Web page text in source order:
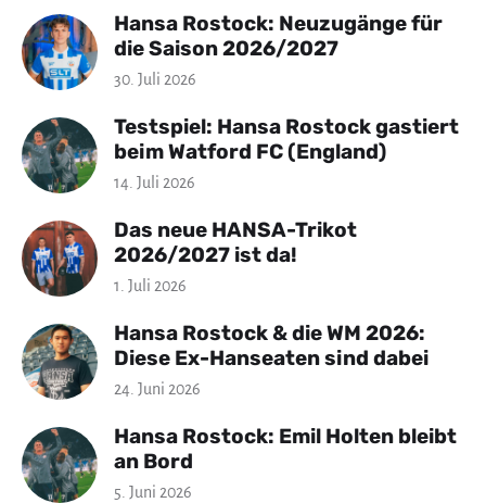
Hansa Rostock: Neuzugänge für
die Saison 2026/2027
30. Juli 2026
Testspiel: Hansa Rostock gastiert
beim Watford FC (England)
14. Juli 2026
Das neue HANSA-Trikot
2026/2027 ist da!
1. Juli 2026
Hansa Rostock & die WM 2026:
Diese Ex-Hanseaten sind dabei
24. Juni 2026
Hansa Rostock: Emil Holten bleibt
an Bord
5. Juni 2026